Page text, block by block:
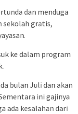
dan menduga
sekolah gratis,
ke dalam program
bulan Juli dan akan
ini gajinya
ada kesalahan dari